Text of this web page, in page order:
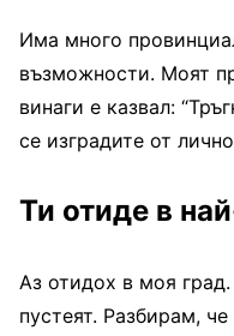
Има много
възможности. Моят
винаги е казвал:
се изградите от
Ти отиде в
Аз отидох в моя
пустеят. Разбирам,